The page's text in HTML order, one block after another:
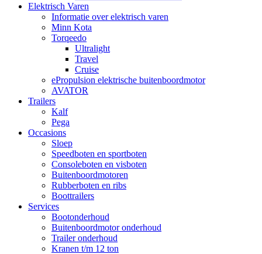
Elektrisch Varen
Informatie over elektrisch varen
Minn Kota
Torqeedo
Ultralight
Travel
Cruise
ePropulsion elektrische buitenboordmotor
AVATOR
Trailers
Kalf
Pega
Occasions
Sloep
Speedboten en sportboten
Consoleboten en visboten
Buitenboordmotoren
Rubberboten en ribs
Boottrailers
Services
Bootonderhoud
Buitenboordmotor onderhoud
Trailer onderhoud
Kranen t/m 12 ton